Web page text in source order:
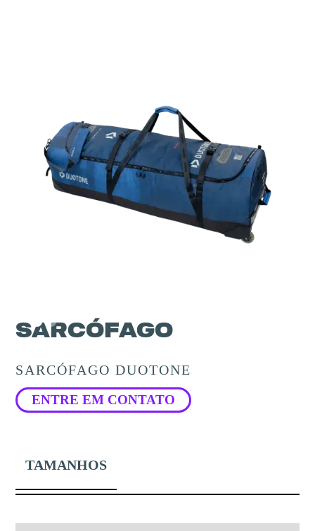
SARCÓFAGO
SARCÓFAGO DUOTONE
ENTRE EM CONTATO
TAMANHOS